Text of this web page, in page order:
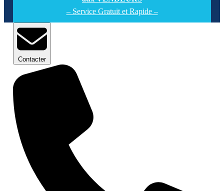
– Service Gratuit et Rapide –
Contacter